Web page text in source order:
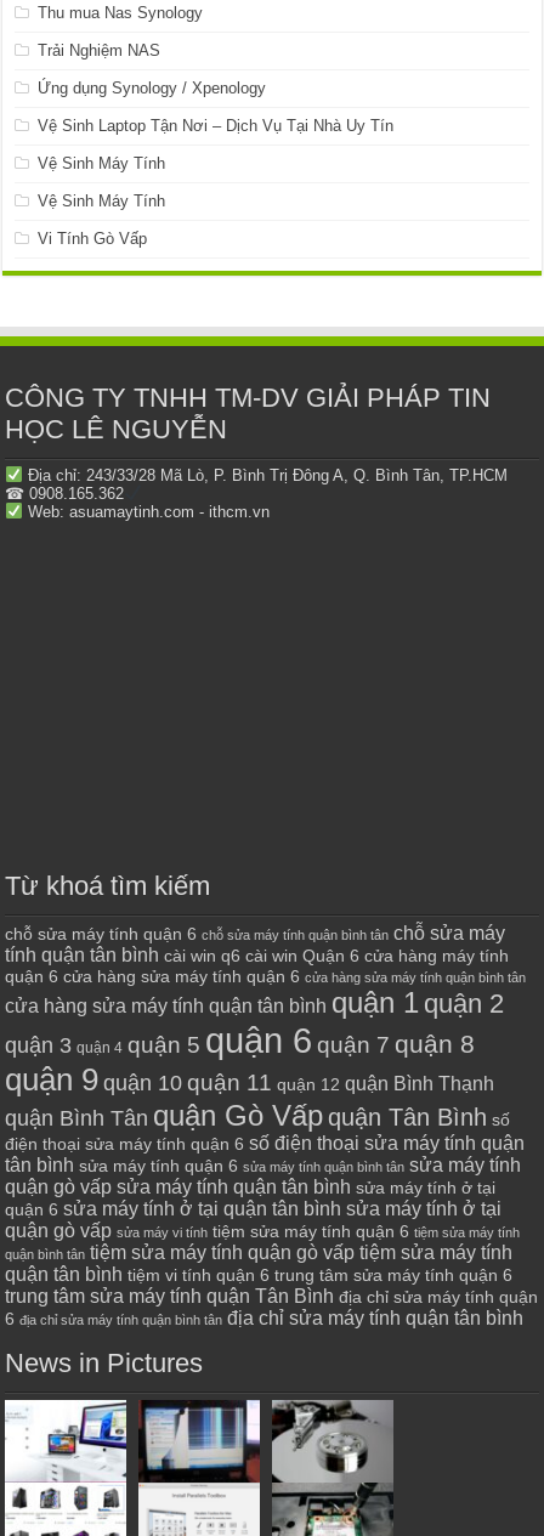
Thu mua Nas Synology
Trải Nghiệm NAS
Ứng dụng Synology / Xpenology
Vệ Sinh Laptop Tận Nơi – Dịch Vụ Tại Nhà Uy Tín
Vệ Sinh Máy Tính
Vệ Sinh Máy Tính
Vi Tính Gò Vấp
CÔNG TY TNHH TM-DV GIẢI PHÁP TIN
HỌC LÊ NGUYỄN
Địa chỉ: 243/33/28 Mã Lò, P. Bình Trị Đông A, Q. Bình Tân, TP.HCM
☎ 0908.165.362
Web: asuamaytinh.com - ithcm.vn
Từ khoá tìm kiếm
chỗ sửa máy tính quận 6 chỗ sửa máy tính quận bình tân chỗ sửa máy
tính quận tân bình cài win q6 cài win Quận 6 cửa hàng máy tính
quận 6 cửa hàng sửa máy tính quận 6 cửa hàng sửa máy tính quận bình tân
cửa hàng sửa máy tính quận tân bình quận 1 quận 2
quận 3 quận 4 quận 5 quận 6 quận 7 quận 8
quận 9 quận 10 quận 11 quận 12 quận Bình Thạnh
quận Bình Tân quận Gò Vấp quận Tân Bình số
điện thoại sửa máy tính quận 6 số điện thoại sửa máy tính quận
tân bình sửa máy tính quận 6 sửa máy tính quận bình tân sửa máy tính
quận gò vấp sửa máy tính quận tân bình sửa máy tính ở tại
quận 6 sửa máy tính ở tại quận tân bình sửa máy tính ở tại
quận gò vấp sửa máy vi tính tiệm sửa máy tính quận 6 tiệm sửa máy tính
quận bình tân tiệm sửa máy tính quận gò vấp tiệm sửa máy tính
quận tân bình tiệm vi tính quận 6 trung tâm sửa máy tính quận 6
trung tâm sửa máy tính quận Tân Bình địa chỉ sửa máy tính quận
6 địa chỉ sửa máy tính quận bình tân địa chỉ sửa máy tính quận tân bình
News in Pictures